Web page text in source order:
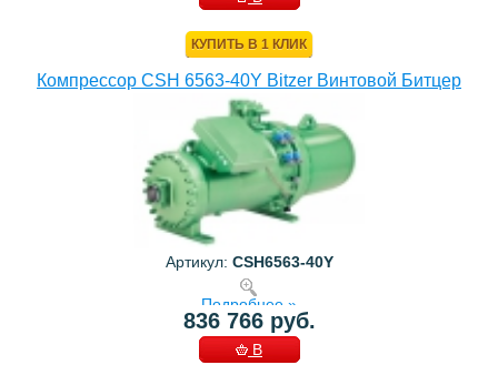
КУПИТЬ В 1 КЛИК
Компрессор CSH 6563-40Y Bitzer Винтовой Битцер
Артикул: CSH6563-40Y
Подробнее »
836 766 руб.
В